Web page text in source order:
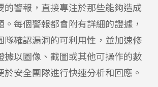
的警報，直接專注於那些能夠造成
。每個警報都會附有詳細的證據，
隊確認漏洞的可利用性，並加速修
據以圖像、截圖或其他可操作的數
安全團隊進行快速分析和回應。